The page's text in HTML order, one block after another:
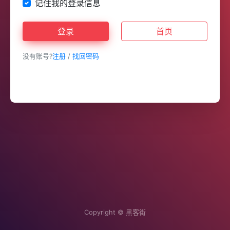
记住我的登录信息
登录 首页
没有账号?注册 / 找回密码
Copyright © 黑客街